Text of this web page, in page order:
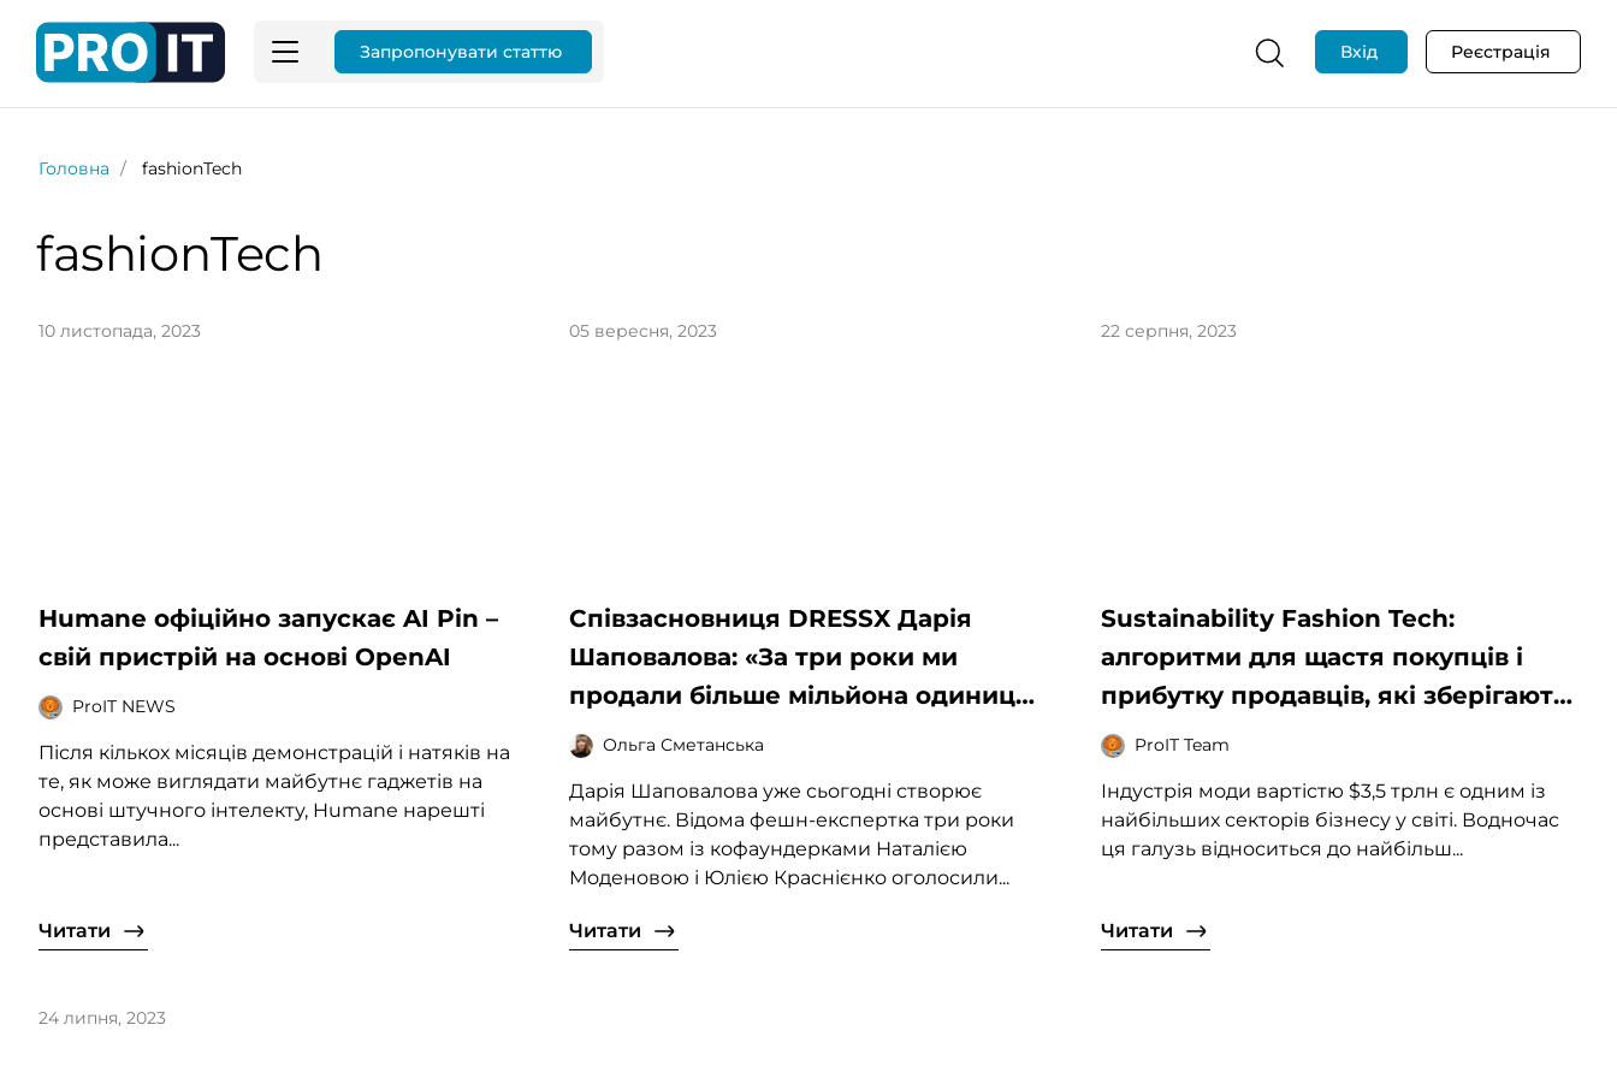
Запропонувати статтю Вхід Реєстрація
Головна fashionTech
fashionTech
10 листопада, 2023
Humane офіційно запускає AI Pin –
свій пристрій на основі OpenAI
ProIT NEWS
Після кількох місяців демонстрацій і натяків на
те, як може виглядати майбутнє гаджетів на
основі штучного інтелекту, Humane нарешті
представила...
Читати
05 вересня, 2023
Співзасновниця DRESSX Дарія
Шаповалова: «За три роки ми
продали більше мільйона одиниць
цифрового одягу»
Ольга Сметанська
Дарія Шаповалова уже сьогодні створює
майбутнє. Відома фешн-експертка три роки
тому разом із кофаундерками Наталією
Моденовою і Юлією Краснієнко оголосили...
Читати
22 серпня, 2023
Sustainability Fashion Tech:
алгоритми для щастя покупців і
прибутку продавців, які зберігають
планету
ProIT Team
Індустрія моди вартістю $3,5 трлн є одним із
найбільших секторів бізнесу у світі. Водночас
ця галузь відноситься до найбільш...
Читати
24 липня, 2023